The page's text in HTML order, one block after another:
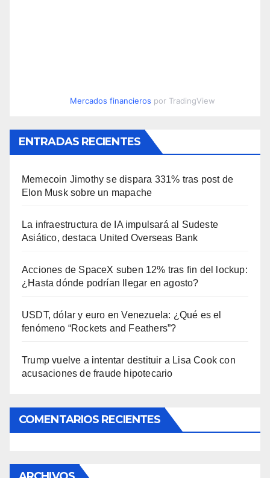
Mercados financieros por TradingView
ENTRADAS RECIENTES
Memecoin Jimothy se dispara 331% tras post de
Elon Musk sobre un mapache
La infraestructura de IA impulsará al Sudeste
Asiático, destaca United Overseas Bank
Acciones de SpaceX suben 12% tras fin del lockup:
¿Hasta dónde podrían llegar en agosto?
USDT, dólar y euro en Venezuela: ¿Qué es el
fenómeno “Rockets and Feathers”?
Trump vuelve a intentar destituir a Lisa Cook con
acusaciones de fraude hipotecario
COMENTARIOS RECIENTES